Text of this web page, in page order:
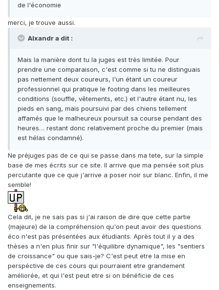
de l'économie
merci, je trouve aussi.
Alxandr a dit :
Mais la manière dont tu la juges est très limitée. Pour
prendre une comparaison, c'est comme si tu ne distinguais
pas nettement deux coureurs, l'un étant un coureur
professionnel qui pratique le footing dans les meilleures
conditions (souffle, vêtements, etc.) et l'autre étant nu, les
pieds en sang, mais poursuivi par des chiens tellement
affamés que le malheureux poursuit sa course pendant des
heures… restant donc relativement proche du premier (mais
est hélas condamné).
Ne préjuges pas de ce qui se passe dans ma tete, sur la simple
base de mes écrits sur ce site. Il arrive que ma pensée soit plus
percutante que ce que j'arrive a poser noir sur blanc. Enfin, il me
semble!
Cela dit, je ne sais pas si j'ai raison de dire que cette partie
(majeure) de la compréhension qu'on peut avoir des questions
éco n'est pas présentées aux étudiants. Après tout il y a des
thèses a n'en plus finir sur "l'équilibre dynamique", les "sentiers
de croissance" ou que sais-je? C'est peut etre la mise en
perspéctive de ces cours qui pourraient etre grandement
améliorée, et qui l'est peut etre si on bénéficie de ces
enseignements.